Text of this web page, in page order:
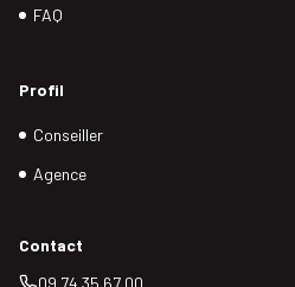
FAQ
Profil
Conseiller
Agence
Contact